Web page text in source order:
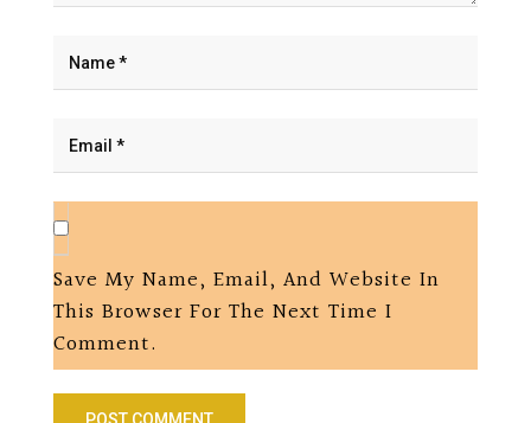
Save My Name, Email, And Website In
This Browser For The Next Time I
Comment.